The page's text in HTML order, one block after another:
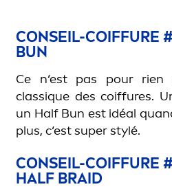
CONSEIL-COIFFURE
BUN
Ce n‘est pas pour rien
classique descoiffures.
un Half Bun est idéal
plus, c‘estsuperstylé.
CONSEIL-COIFFURE
HALF BRAID